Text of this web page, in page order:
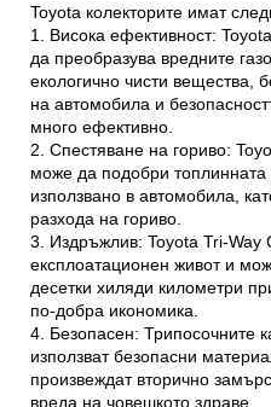
Toyota колекторите имат
1. Висока ефективност:
да преобразува вредните
екологично чисти вещества,
на автомобила и
много ефективно.
2. Спестяване на гориво:
може да подобри топлинната
използвано в автомобила,
разхода на гориво.
3. Издръжлив: Toyota Tri-Way
експлоатационен живот и
десетки хиляди километри
по-добра икономика.
4. Безопасен: Трипосочните
използват безопасни
произвеждат вторично
вреда на човешкото здраве.